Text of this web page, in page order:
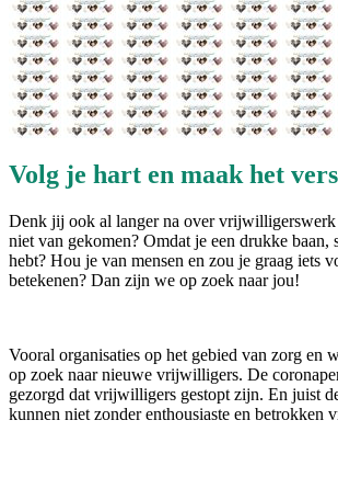
Volg je hart en maak het
Denk jij ook al langer na over vrijwilligerswerk
niet van gekomen? Omdat je een drukke baan,
hebt? Hou je van mensen en zou je graag iets
betekenen? Dan zijn we op zoek naar jou!
Vooral organisaties op het gebied van zorg en
op zoek naar nieuwe vrijwilligers. De
gezorgd dat vrijwilligers gestopt zijn. En juist
kunnen niet zonder enthousiaste en betrokken